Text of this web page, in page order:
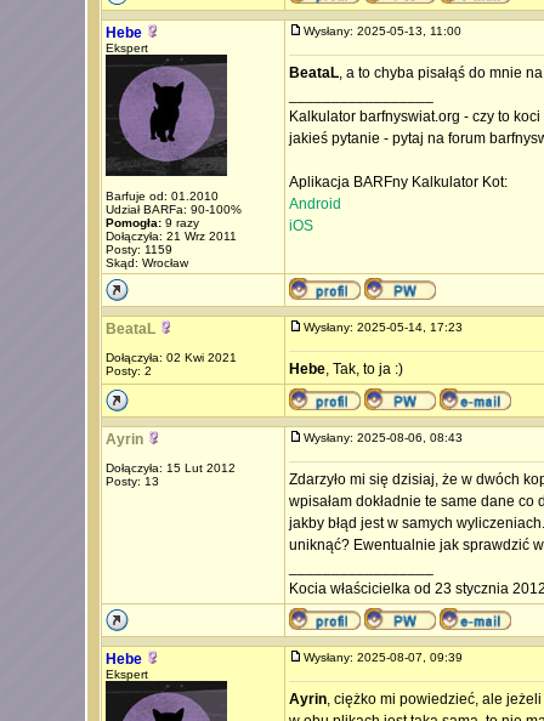
Hebe
Ekspert
Barfuje od: 01.2010
Udział BARFa: 90-100%
Pomogła:9 razy
Dołączyła: 21 Wrz 2011
Posty: 1159
Skąd: Wrocław
Wysłany: 2025-05-13, 11:00
BeataL, a to chyba pisałąś do mnie
Kalkulator barfnyswiat.org - czy to
jakieś pytanie - pytaj na forum
Aplikacja BARFny Kalkulator Kot:
Android
iOS
BeataL
Dołączyła: 02 Kwi 2021
Posty: 2
Wysłany: 2025-05-14, 17:23
Hebe, Tak, to ja :)
Ayrin
Dołączyła: 15 Lut 2012
Posty: 13
Wysłany: 2025-08-06, 08:43
Zdarzyło mi się dzisiaj, że w dwóch
wpisałam dokładnie te same dane
jakby błąd jest w samych
uniknąć? Ewentualnie jak sprawdzić
Kocia właścicielka od 23 stycznia
Hebe
Ekspert
Wysłany: 2025-08-07, 09:39
Ayrin, ciężko mi powiedzieć, ale